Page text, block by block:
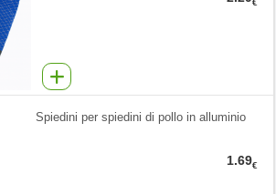
€
Spiedini per spiedini di pollo in alluminio
1.69€